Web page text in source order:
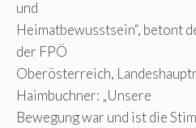
und
Heimatbewusstsein“, betont
der FPÖ
Oberösterreich,
Haimbuchner: „Unsere
Bewegung war und ist die